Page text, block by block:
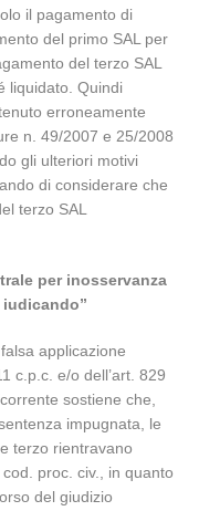
il pagamento di
del primo SAL per
del terzo SAL
liquidato. Quindi
erroneamente
n. 49/2007 e 25/2008
gli ulteriori motivi
di considerare che
terzo SAL
per inosservanza
applicazione
c.p.c. e/o dell’art. 829
sostiene che,
impugnata, le
terzo rientravano
proc. civ., in quanto
del giudizio